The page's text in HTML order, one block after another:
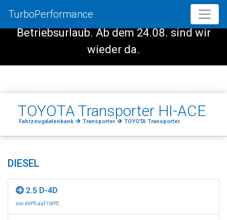
Vom 08.08. - 23.08. haben wir
Betriebsurlaub. Ab dem 24.08. sind wir
wieder da.
TurboPerformance
TOYOTA Transporter HI-ACE
Fahrzeugdatenbank Transporter TOYOTA Transporter
DIESEL
2.5 D-4D
von 88PS auf 118PS